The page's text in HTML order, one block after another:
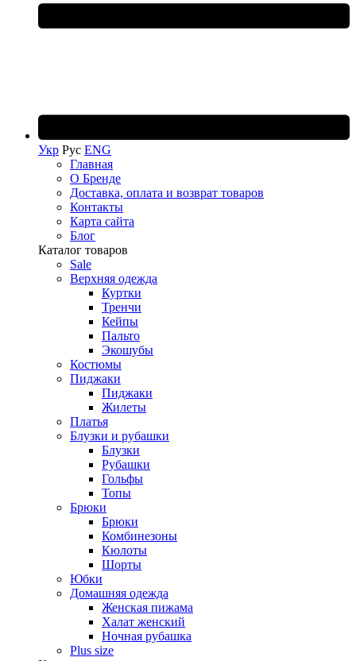
Укр Рус ENG
Главная
О Бренде
Доставка, оплата и возврат товаров
Контакты
Карта сайта
Блог
Каталог товаров
Sale
Верхняя одежда
Куртки
Тренчи
Кейпы
Пальто
Экошубы
Костюмы
Пиджаки
Пиджаки
Жилеты
Платья
Блузки и рубашки
Блузки
Рубашки
Гольфы
Топы
Брюки
Брюки
Комбинезоны
Кюлоты
Шорты
Юбки
Домашняя одежда
Женская пижама
Халат женский
Ночная рубашка
Plus size